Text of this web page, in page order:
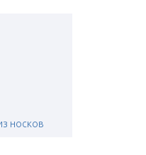
носков